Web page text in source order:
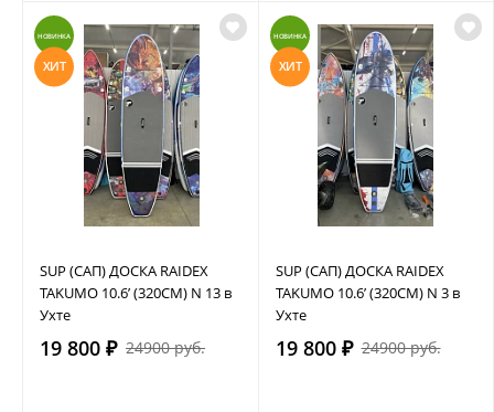
НОВИНКА
ХИТ
SUP (САП) ДОСКА RAIDEX
TAKUMO 10.6’ (320СМ) N 13 в
Ухте
19 800 ₽ 24900 руб.
НОВИНКА
ХИТ
SUP (САП) ДОСКА RAIDEX
TAKUMO 10.6’ (320СМ) N 3 в
Ухте
19 800 ₽ 24900 руб.